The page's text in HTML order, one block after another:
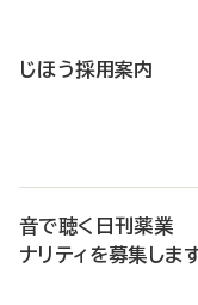
じほう採用案内
音で聴く日刊薬
ナリティを募集しま